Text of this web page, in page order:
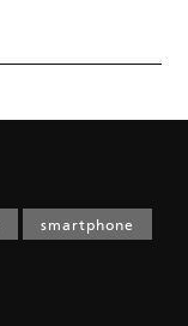
smartphone